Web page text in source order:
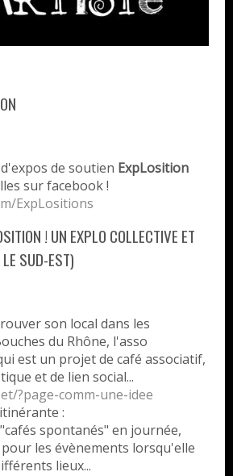
de soutien ExpLosition
sur facebook !
ExpLositions
! UN EXPLO COLLECTIVE ET
SUD-EST)
son local dans les
du Rhône, l'asso
est un projet de café associatif,
et de lien social...
?page-comm-une-idee
:
spontanés" en journée,
les évènements lorsqu'elle
lieux...